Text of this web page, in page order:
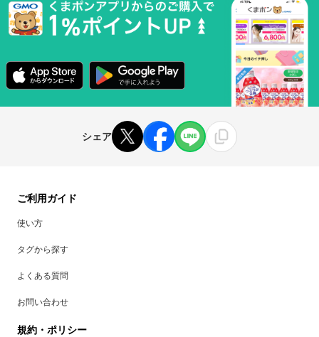
シェア
ご利用ガイド
使い方
タグから探す
よくある質問
お問い合わせ
規約・ポリシー